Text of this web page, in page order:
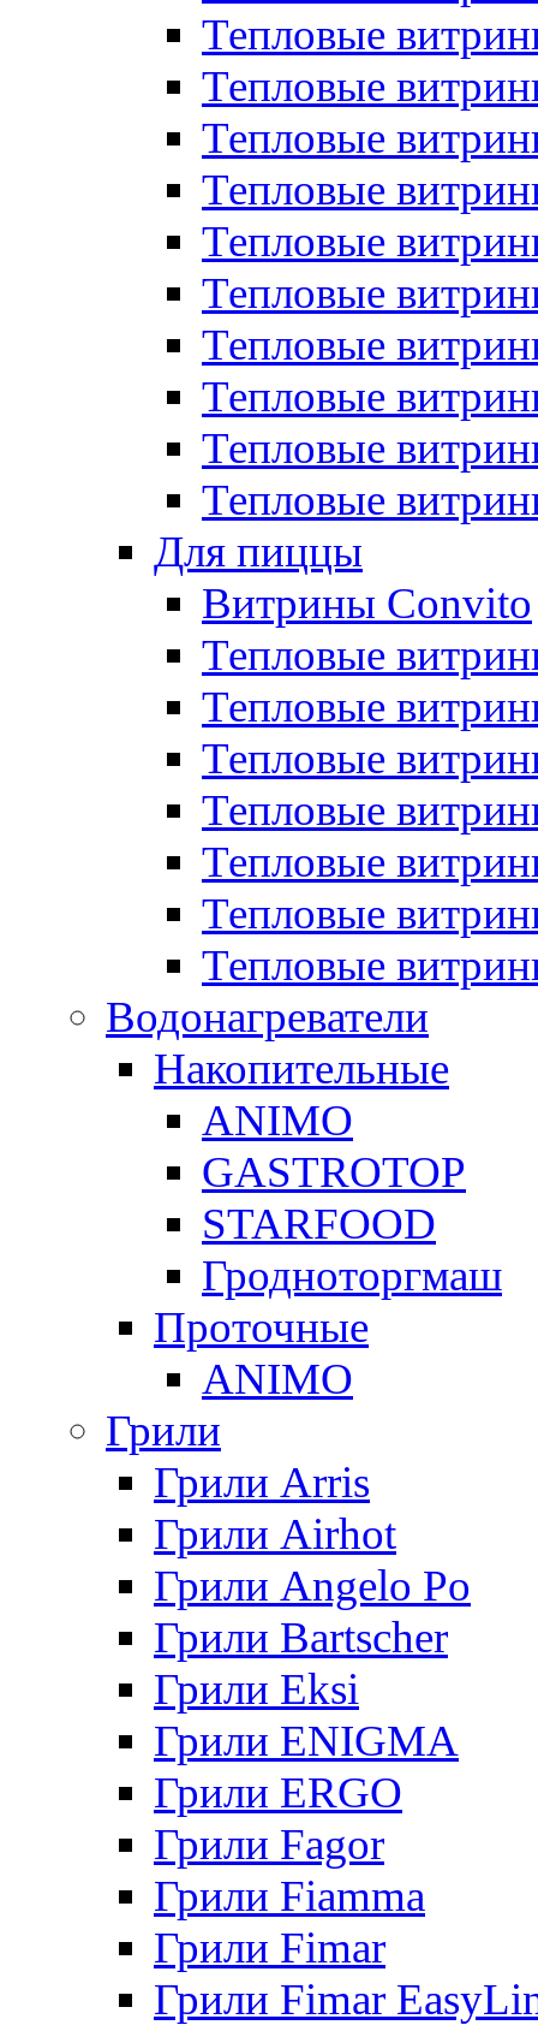
Тепловые
Тепловые
Тепловые
Тепловые
Тепловые
Тепловые
Тепловые
Тепловые
Тепловые
Тепловые
Для пиццы
Витрины Convito
Тепловые
Тепловые
Тепловые
Тепловые
Тепловые
Тепловые
Тепловые
Водонагреватели
Накопительные
ANIMO
GASTROTOP
STARFOOD
Гродноторгмаш
Проточные
ANIMO
Грили
Грили Arris
Грили Airhot
Грили Angelo Po
Грили Bartscher
Грили Eksi
Грили ENIGMA
Грили ERGO
Грили Fagor
Грили Fiamma
Грили Fimar
Грили Fimar